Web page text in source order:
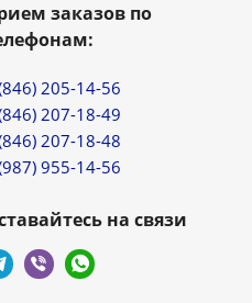
заказов по
205-14-56
207-18-49
207-18-48
955-14-56
на связи